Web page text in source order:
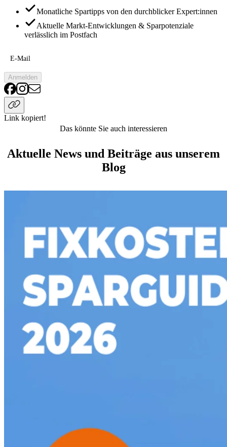
Monatliche Spartipps von den durchblicker Expert:innen
Aktuelle Markt-Entwicklungen & Sparpotenziale
verlässlich im Postfach
E-Mail
Anmelden
Link kopiert!
Das könnte Sie auch interessieren
Aktuelle News und Beiträge aus unserem
Blog